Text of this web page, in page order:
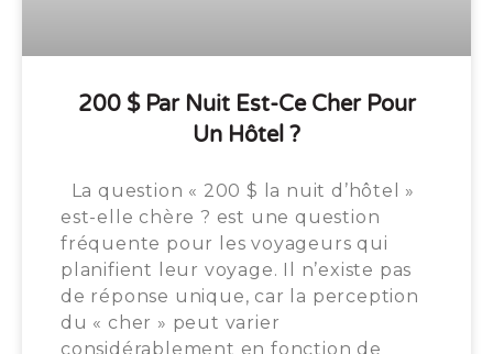
200 $ Par Nuit Est-Ce Cher Pour
Un Hôtel ?
La question « 200 $ la nuit d’hôtel »
est-elle chère ? est une question
fréquente pour les voyageurs qui
planifient leur voyage. Il n’existe pas
de réponse unique, car la perception
du « cher » peut varier
considérablement en fonction de